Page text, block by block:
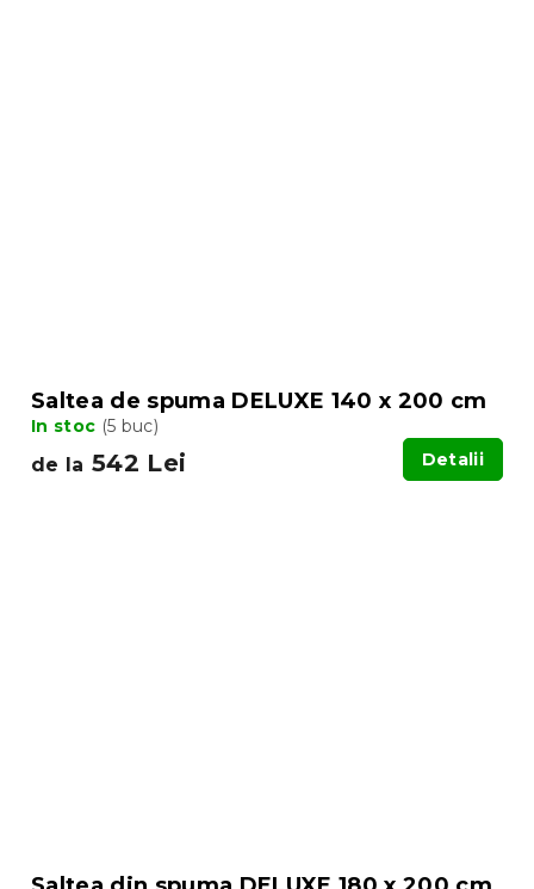
Saltea de spuma DELUXE 140 x 200 cm
In stoc (5 buc)
de la 542 Lei Detalii